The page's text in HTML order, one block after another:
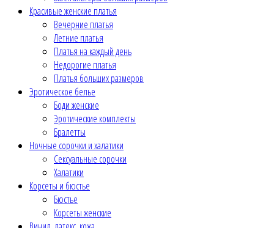
Красивые женские платья
Вечерние платья
Летние платья
Платья на каждый день
Недорогие платья
Платья больших размеров
Эротическое белье
Боди женские
Эротические комплекты
Бралетты
Ночные сорочки и халатики
Сексуальные сорочки
Халатики
Корсеты и бюстье
Бюстье
Корсеты женские